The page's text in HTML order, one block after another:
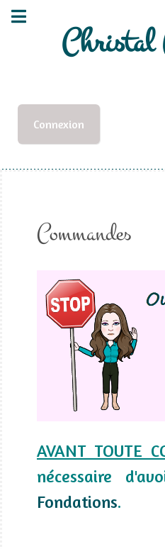
Christal
Connexion
Commandes
AVANT TOUTE
nécessaire
Fondations.